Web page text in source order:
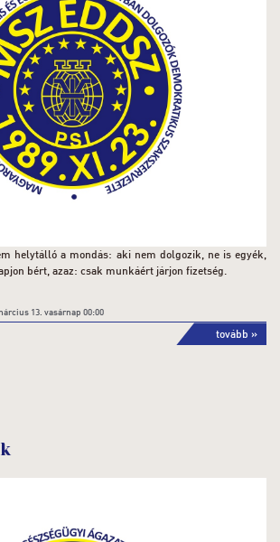
helytálló a mondás: aki nem dolgozik, ne is egyék,
bért, azaz: csak munkáért járjon fizetség.
13. vasárnap 00:00
tovább »